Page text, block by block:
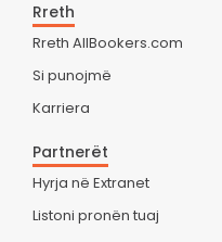
Rreth
Rreth AllBookers.com
Si punojmë
Karriera
Partnerët
Hyrja në Extranet
Listoni pronën tuaj